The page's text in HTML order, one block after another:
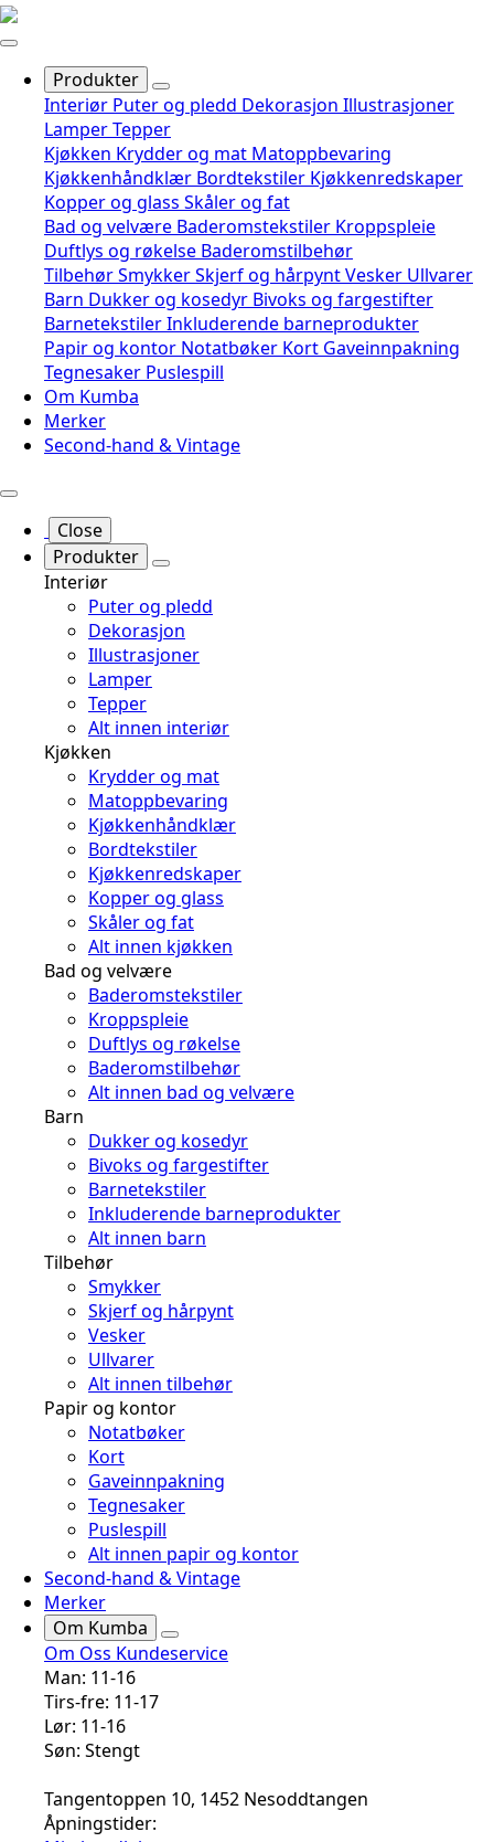
Produkter
Interiør Puter og pledd Dekorasjon Illustrasjoner
LamperTepper
Kjøkken Krydder og mat Matoppbevaring
Kjøkkenhåndklær Bordtekstiler Kjøkkenredskaper
Kopper og glass Skåler og fat
Bad og velvære Baderomstekstiler Kroppspleie
Duftlys og røkelse Baderomstilbehør
TilbehørSmykkerSkjerf og hårpyntVesker Ullvarer
Barn Dukker og kosedyr Bivoks og fargestifter
BarnetekstilerInkluderende barneprodukter
Papir og kontor Notatbøker Kort Gaveinnpakning
Tegnesaker Puslespill
Om Kumba
Merker
Second-hand & Vintage
Close
Produkter
Interiør
Puter og pledd
Dekorasjon
Illustrasjoner
Lamper
Tepper
Alt innen interiør
Kjøkken
Krydder og mat
Matoppbevaring
Kjøkkenhåndklær
Bordtekstiler
Kjøkkenredskaper
Kopper og glass
Skåler og fat
Alt innen kjøkken
Bad og velvære
Baderomstekstiler
Kroppspleie
Duftlys og røkelse
Baderomstilbehør
Alt innen bad og velvære
Barn
Dukker og kosedyr
Bivoks og fargestifter
Barnetekstiler
Inkluderende barneprodukter
Alt innen barn
Tilbehør
Smykker
Skjerf og hårpynt
Vesker
Ullvarer
Alt innen tilbehør
Papir og kontor
Notatbøker
Kort
Gaveinnpakning
Tegnesaker
Puslespill
Alt innen papir og kontor
Second-hand & Vintage
Merker
Om Kumba
Om Oss Kundeservice
Man: 11-16
Tirs-fre: 11-17
Lør: 11-16
Søn: Stengt
Tangentoppen 10, 1452 Nesoddtangen
Åpningstider: